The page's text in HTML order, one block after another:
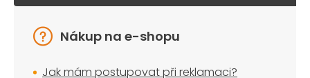
Nákup na e-shopu
Jak mám postupovat při reklamaci?